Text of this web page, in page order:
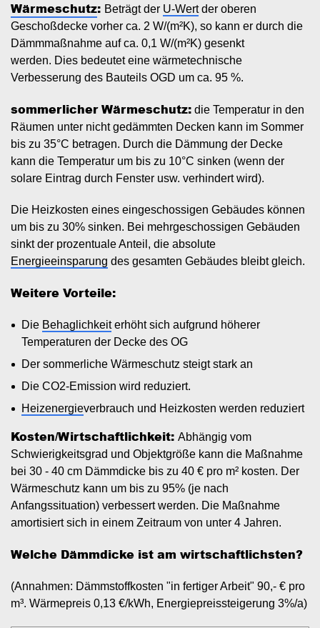
Wärmeschutz: Beträgt der U-Wertder oberen
Geschoßdecke vorher ca. 2 W/(m²K), so kann er durch die
Dämmmaßnahme auf ca. 0,1 W/(m²K) gesenkt
werden. Dies bedeutet eine wärmetechnische
Verbesserung des Bauteils OGD um ca. 95 %.
sommerlicher Wärmeschutz: die Temperatur in den
Räumen unter nicht gedämmten Decken kann im Sommer
bis zu 35°C betragen. Durch die Dämmung der Decke
kann die Temperatur um bis zu 10°C sinken (wenn der
solare Eintrag durch Fenster usw. verhindert wird).
Die Heizkosten eines eingeschossigen Gebäudes können
um bis zu 30% sinken. Bei mehrgeschossigen Gebäuden
sinkt der prozentuale Anteil, die absolute
Energieeinsparung des gesamten Gebäudes bleibt gleich.
Weitere Vorteile:
Die Behaglichkeiterhöht sich aufgrund höherer
Temperaturen der Decke des OG
Der sommerliche Wärmeschutz steigt stark an
Die CO2-Emission wird reduziert.
Heizenergieverbrauch und Heizkosten werden reduziert
Kosten/Wirtschaftlichkeit: Abhängig vom
Schwierigkeitsgrad und Objektgröße kann die Maßnahme
bei 30 - 40 cm Dämmdicke bis zu 40 € pro m² kosten. Der
Wärmeschutz kann um bis zu 95% (je nach
Anfangssituation) verbessert werden. Die Maßnahme
amortisiert sich in einem Zeitraum von unter 4 Jahren.
Welche Dämmdicke ist am wirtschaftlichsten?
(Annahmen: Dämmstoffkosten "in fertiger Arbeit" 90,- € pro
m³. Wärmepreis 0,13 €/kWh, Energiepreissteigerung 3%/a)